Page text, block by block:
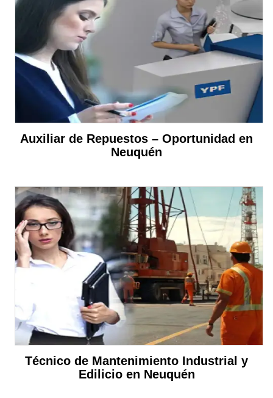
Auxiliar de Repuestos – Oportunidad en
Neuquén
Técnico de Mantenimiento Industrial y
Edilicio en Neuquén